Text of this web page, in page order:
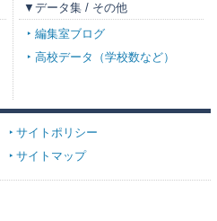
▼データ集 / その他
編集室ブログ
高校データ（学校数など）
サイトポリシー
サイトマップ